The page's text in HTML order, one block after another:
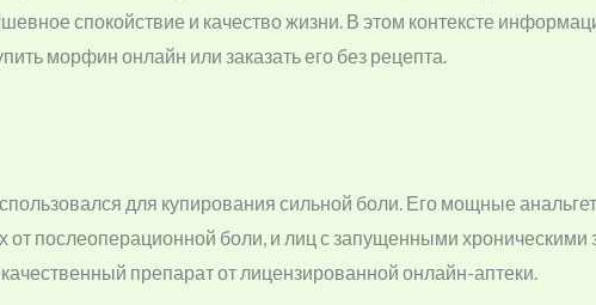
спокойствие и качество жизни. В этом контексте
морфин онлайн или заказать его без рецепта.
для купирования сильной боли. Его мощные
послеоперационной боли, и лиц с запущенными
препарат от лицензированной онлайн-аптеки.